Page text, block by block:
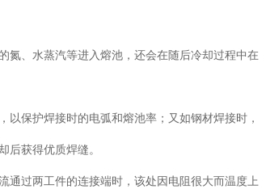
氮、水蒸汽等进入熔池，还会在随后冷却过程中在
保护焊接时的电弧和熔池率；又如钢材焊接时，
获得优质焊缝。
过两工件的连接端时，该处因电阻很大而温度上